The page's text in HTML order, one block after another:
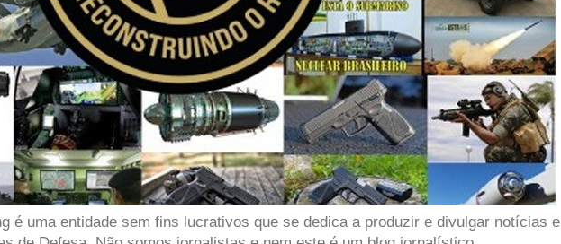
é uma entidade sem fins lucrativos que se dedica a produzir e divulgar notícias e